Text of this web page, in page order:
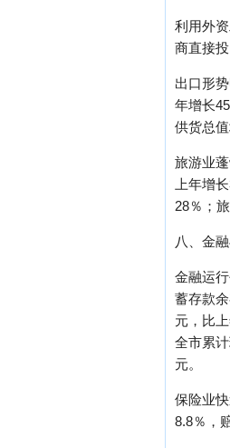
利用外
商直接
出口形
年增长
供货总
旅游业
上年增
28％；
八、金
金融运
蓄存款
元，比
全市累
元。
保险业
8.8％，